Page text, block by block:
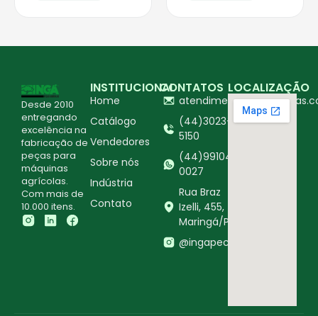
Desde 2010
entregando
excelência na
fabricação de
peças para
máquinas
agrícolas.
Com mais de
10.000 itens.
INSTITUCIONAL
Home
Catálogo
Vendedores
Sobre nós
Indústria
Contato
CONTATOS
(44)3023-
5150
(44)99104-
0027
Rua Braz
Izelli, 455,
Maringá/PR
@ingapecasagricolas
LOCALIZAÇÃO